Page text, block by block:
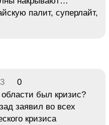
палит, суперлайт,
0
был кризис?
заявил во всех
кризиса